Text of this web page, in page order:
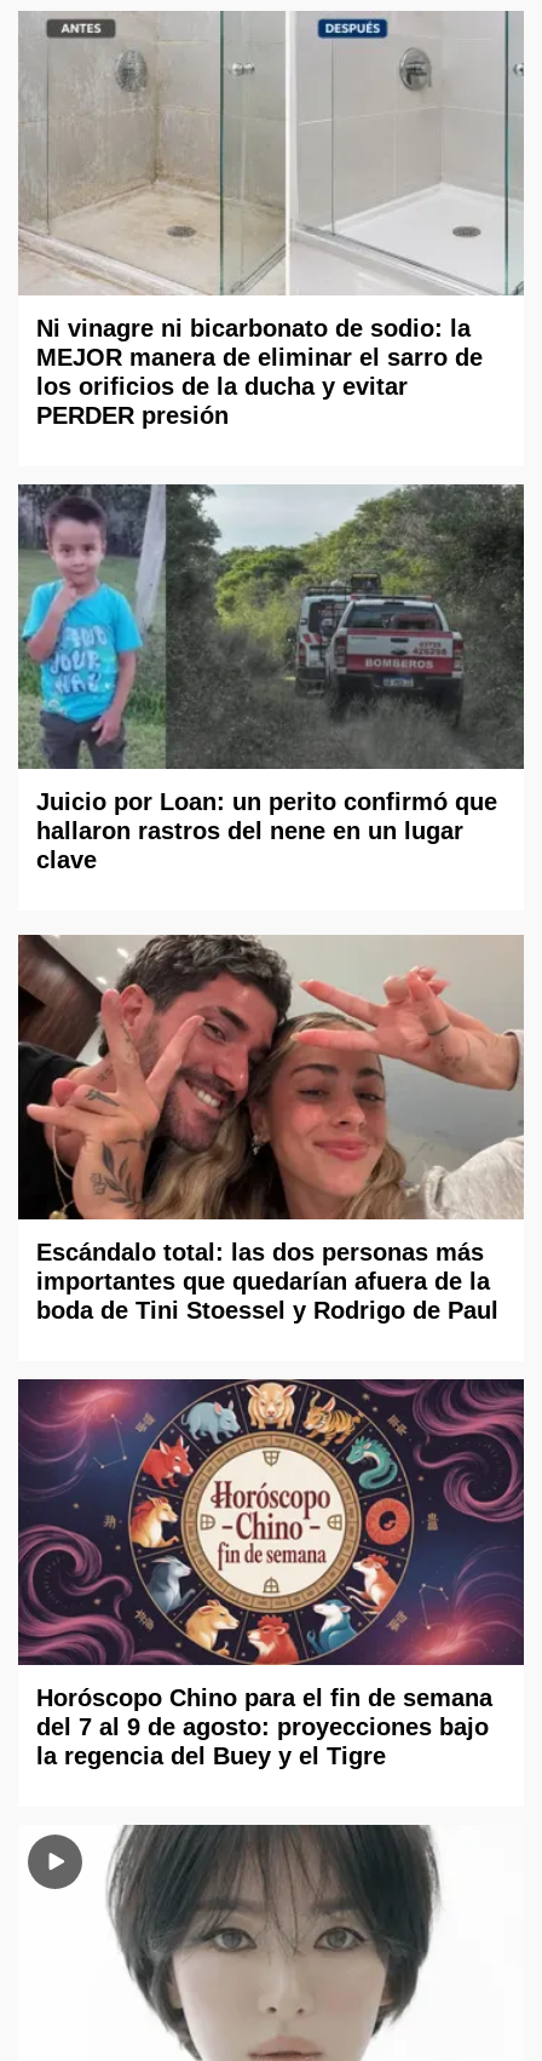
Ni vinagre ni bicarbonato de sodio: la
MEJOR manera de eliminar el sarro de
los orificios de la ducha y evitar
PERDER presión
Juicio por Loan: un perito confirmó que
hallaron rastros del nene en un lugar
clave
Escándalo total: las dos personas más
importantes que quedarían afuera de la
boda de Tini Stoessel y Rodrigo de Paul
Horóscopo Chino para el fin de semana
del 7 al 9 de agosto: proyecciones bajo
la regencia del Buey y el Tigre